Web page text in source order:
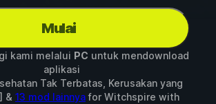
Mulai
kami melalui PC untuk mendownload
aplikasi
Tak Terbatas, Kerusakan yang
& 13 mod lainnyafor Witchspire with